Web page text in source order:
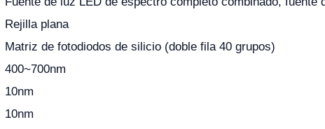
Rejilla plana
Matriz de fotodiodos de silicio (doble fila 40 grupos)
400~700nm
10nm
10nm